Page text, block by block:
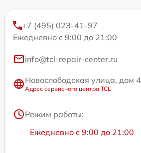
+7 (495) 023-41-97
Ежедневно с 9:00 до 21:00
info@tcl-repair-center.ru
Новослободская улица, дом 4
Адрес сервисного центра TCL
Режим работы:
Ежедневно с 9:00 до 21:00